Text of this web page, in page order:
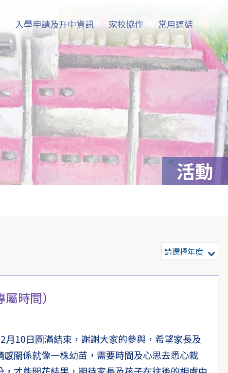
入學申請及升中資訊 家校協作 常用連結
活動
請選擇年度
時間）
月10日圓滿結束，謝謝大家的參與，希望家長及
關係就像一株幼苗，需要時間及心思去悉心栽